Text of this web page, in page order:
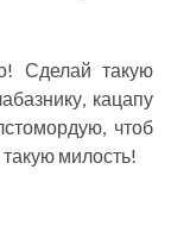
Сделай такую
кацапу
чтоб
милость!